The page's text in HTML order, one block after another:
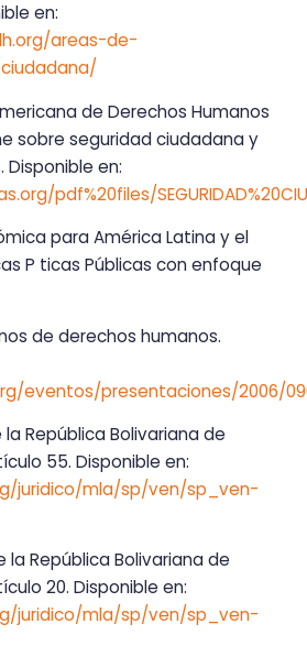
en:
areas-de-
de Derechos Humanos
sobre seguridad ciudadana y
en:
pdf%20files/
para América Latina y el
P ticas Públicas con enfoque
de derechos humanos.
eventos/presentaciones/2006/
República Bolivariana de
55. Disponible en:
juridico/mla/sp/ven/sp_ven-
República Bolivariana de
20. Disponible en:
juridico/mla/sp/ven/sp_ven-